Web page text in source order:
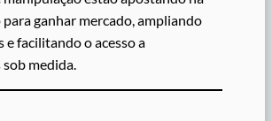
ganhar mercado, ampliando
e facilitando o acesso a
medida.